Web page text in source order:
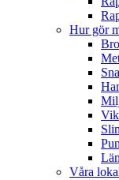
Hur gör
Våra